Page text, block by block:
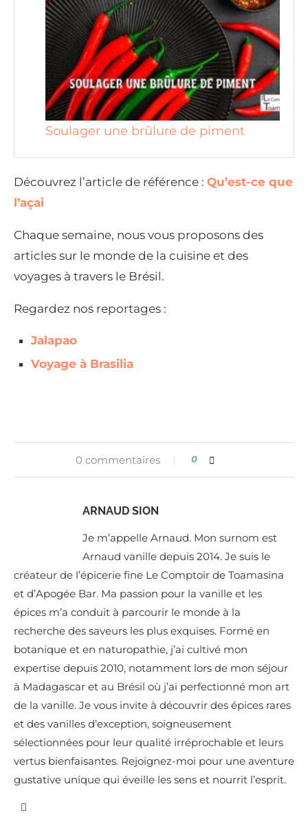
Soulager une brûlure de piment
Découvrez l’article de référence : Qu’est-ce que
l’açai
Chaque semaine, nous vous proposons des
articles sur le monde de la cuisine et des
voyages à travers le Brésil.
Regardez nos reportages :
Jalapao
Voyage à Brasilia
0 commentaires 0
ARNAUD SION
Je m’appelle Arnaud. Mon surnom est
Arnaud vanille depuis 2014. Je suis le
créateur de l’épicerie fine Le Comptoir de Toamasina
et d’Apogée Bar. Ma passion pour la vanille et les
épices m’a conduit à parcourir le monde à la
recherche des saveurs les plus exquises. Formé en
botanique et en naturopathie, j’ai cultivé mon
expertise depuis 2010, notamment lors de mon séjour
à Madagascar et au Brésil où j’ai perfectionné mon art
de la vanille. Je vous invite à découvrir des épices rares
et des vanilles d’exception, soigneusement
sélectionnées pour leur qualité irréprochable et leurs
vertus bienfaisantes. Rejoignez-moi pour une aventure
gustative unique qui éveille les sens et nourrit l’esprit.